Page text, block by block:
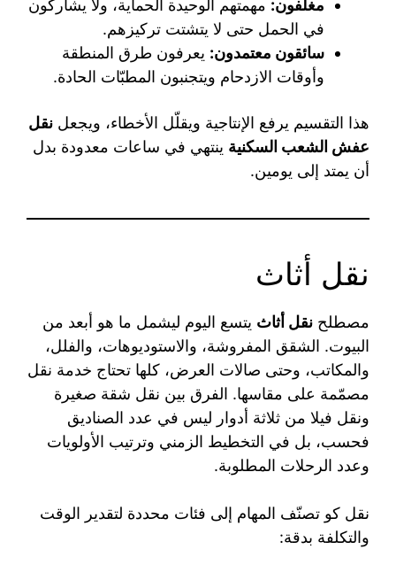
مغلّفون: مهمتهم الوحيدة الحماية، ولا يشاركون
في الحمل حتى لا يتشتت تركيزهم.
سائقون معتمدون: يعرفون طرق المنطقة
وأوقات الازدحام ويتجنبون المطبّات الحادة.
هذا التقسيم يرفع الإنتاجية ويقلّل الأخطاء، ويجعل نقل
عفش الشعب السكنية ينتهي في ساعات معدودة بدل
أن يمتد إلى يومين.
نقل أثاث
مصطلح نقل أثاث يتسع اليوم ليشمل ما هو أبعد من
البيوت. الشقق المفروشة، والاستوديوهات، والفلل،
والمكاتب، وحتى صالات العرض، كلها تحتاج خدمة نقل
مصمّمة على مقاسها. الفرق بين نقل شقة صغيرة
ونقل فيلا من ثلاثة أدوار ليس في عدد الصناديق
فحسب، بل في التخطيط الزمني وترتيب الأولويات
وعدد الرحلات المطلوبة.
نقل كو تصنّف المهام إلى فئات محددة لتقدير الوقت
والتكلفة بدقة: